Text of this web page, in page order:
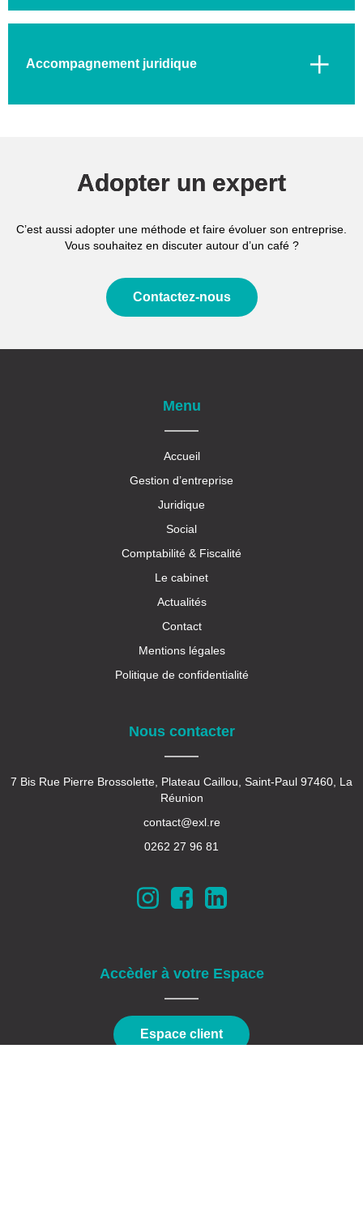
Accompagnement juridique
Adopter un expert
C’est aussi adopter une méthode et faire évoluer son entreprise.
Vous souhaitez en discuter autour d’un café ?
Contactez-nous
Menu
Accueil
Gestion d’entreprise
Juridique
Social
Comptabilité & Fiscalité
Le cabinet
Actualités
Contact
Mentions légales
Politique de confidentialité
Nous contacter
7 Bis Rue Pierre Brossolette, Plateau Caillou, Saint-Paul 97460, La
Réunion
contact@exl.re
0262 27 96 81
Accèder à votre Espace
Espace client